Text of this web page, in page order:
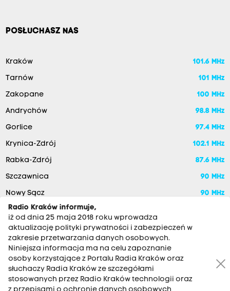
POSŁUCHASZ NAS
Kraków 101.6 MHz
Tarnów 101 MHz
Zakopane 100 MHz
Andrychów 98.8 MHz
Gorlice 97.4 MHz
Krynica-Zdrój 102.1 MHz
Rabka-Zdrój 87.6 MHz
Szczawnica 90 MHz
Nowy Sącz 90 MHz
RADIO KRAKÓW SA. Aleja Juliusza Słowackiego 22, 30-007
Radio Kraków informuje,
iż od dnia 25 maja 2018 roku wprowadza
aktualizację polityki prywatności i zabezpieczeń w
zakresie przetwarzania danych osobowych.
Niniejsza informacja ma na celu zapoznanie
osoby korzystające z Portalu Radia Kraków oraz
słuchaczy Radia Kraków ze szczegółami
stosowanych przez Radio Kraków technologii oraz